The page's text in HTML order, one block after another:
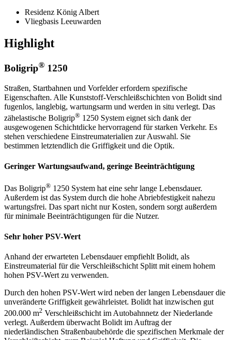
Residenz König Albert
Vliegbasis Leeuwarden
Highlight
Boligrip® 1250
Straßen, Startbahnen und Vorfelder erfordern spezifische
Eigenschaften. Alle Kunststoff-Verschleißschichten von Bolidt sind
fugenlos, langlebig, wartungsarm und werden in situ verlegt. Das
zähelastische Boligrip® 1250 System eignet sich dank der
ausgewogenen Schichtdicke hervorragend für starken Verkehr. Es
stehen verschiedene Einstreumaterialien zur Auswahl. Sie
bestimmen letztendlich die Griffigkeit und die Optik.
Geringer Wartungsaufwand, geringe Beeinträchtigung
Das Boligrip® 1250 System hat eine sehr lange Lebensdauer.
Außerdem ist das System durch die hohe Abriebfestigkeit nahezu
wartungsfrei. Das spart nicht nur Kosten, sondern sorgt außerdem
für minimale Beeinträchtigungen für die Nutzer.
Sehr hoher PSV-Wert
Anhand der erwarteten Lebensdauer empfiehlt Bolidt, als
Einstreumaterial für die Verschleißschicht Splitt mit einem hohem
hohen PSV-Wert zu verwenden.
Durch den hohen PSV-Wert wird neben der langen Lebensdauer die
unveränderte Griffigkeit gewährleistet. Bolidt hat inzwischen gut
200.000 m2 Verschleißschicht im Autobahnnetz der Niederlande
verlegt. Außerdem überwacht Bolidt im Auftrag der
niederländischen Straßenbaubehörde die spezifischen Merkmale der